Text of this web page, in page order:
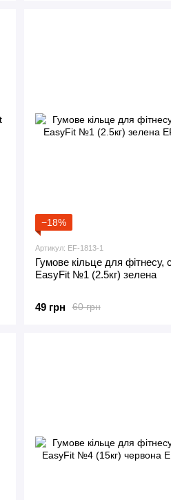
−18%
Артикул: EF-1813-1
Гумове кільце для фітнесу,
EasyFit №1 (2.5кг) зелена
60 грн
49 грн